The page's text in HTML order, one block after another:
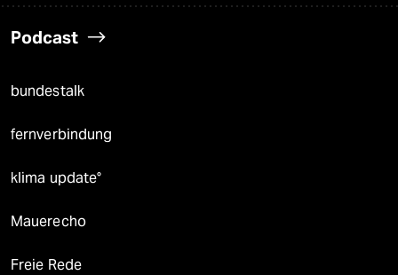
Podcast
bundestalk
fernverbindung
klima update°
Mauerecho
Freie Rede